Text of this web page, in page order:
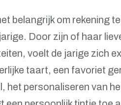
belangrijk om rekening
Door zijn of haar
voelt de jarige zich
taart, een favoriet
het personaliseren van